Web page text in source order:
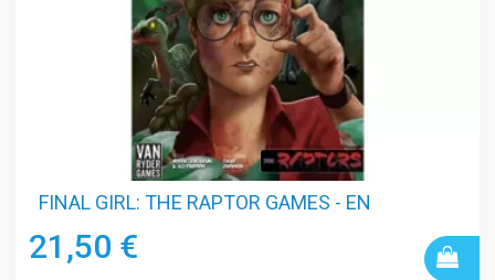
FINAL GIRL: THE RAPTOR GAMES - EN
21,50 €